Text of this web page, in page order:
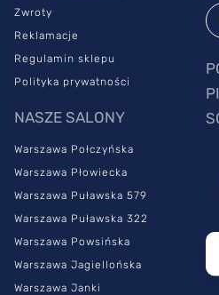
materiału zapewniającego
odprowadzanie wilgoci.
skórą przypomina delikatny masaż.
i wyprać w temperaturze do 60˚C.
Zwroty
Reklamacje
Regulamin sklepu
Polityka prywatności
NASZE SALONY
Warszawa Połczyńska
Warszawa Płowiecka
Warszawa Puławska 579
Warszawa Puławska 322
Warszawa Powsińska
Warszawa Jagiellońska
Warszawa Janki